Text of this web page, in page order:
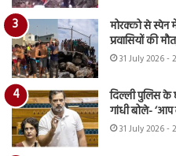
मोरक्को से स्पेन
प्रवासियों की
31 July 2026 -
दिल्ली पुलिस के
गांधी बोले- ‘आप
31 July 2026 -